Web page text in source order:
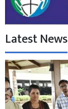
Latest News